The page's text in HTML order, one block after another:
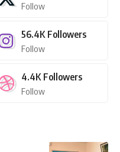
Follow
56.4K Followers
Follow
4.4K Followers
Follow